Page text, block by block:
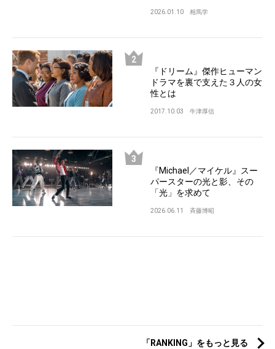
2026.01.10 相馬学
『ドリーム』傑作ヒューマン
ドラマを裏で支えた３人の女
性とは
2017.10.03 牛津厚信
『Michael／マイケル』スー
パースターの光と影、その
「光」を求めて
2026.06.11 斉藤博昭
「RANKING」をもっと見る